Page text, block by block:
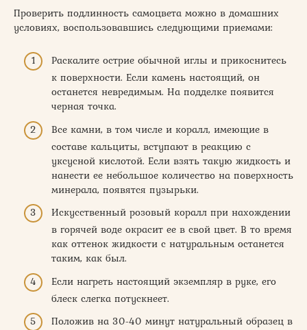
Проверить подлинность самоцвета можно в домашних
условиях, воспользовавшись следующими приемами:
Раскалите острие обычной иглы и прикоснитесь
к поверхности. Если камень настоящий, он
останется невредимым. На подделке появится
черная точка.
Все камни, в том числе и коралл, имеющие в
составе кальциты, вступают в реакцию с
уксусной кислотой. Если взять такую жидкость и
нанести ее небольшое количество на поверхность
минерала, появятся пузырьки.
Искусственный розовый коралл при нахождении
в горячей воде окрасит ее в свой цвет. В то время
как оттенок жидкости с натуральным останется
таким, как был.
Если нагреть настоящий экземпляр в руке, его
блеск слегка потускнеет.
Положив на 30-40 минут натуральный образец в